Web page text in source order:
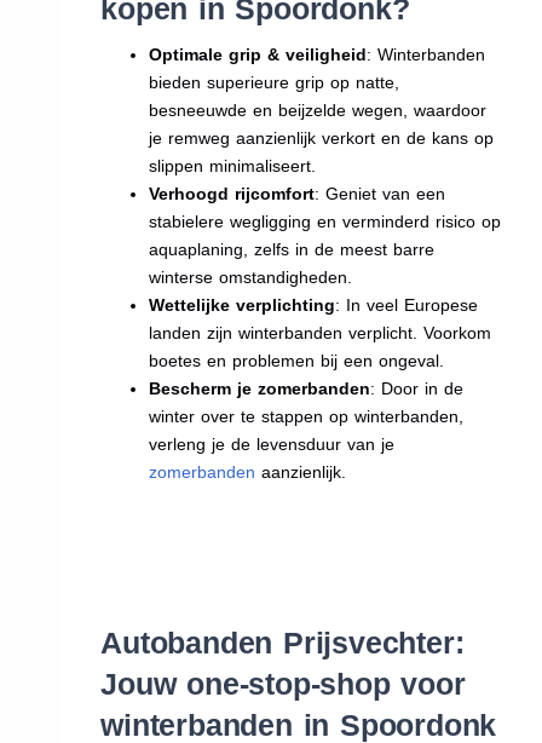
kopen in Spoordonk?
Optimale grip & veiligheid: Winterbanden
bieden superieure grip op natte,
besneeuwde en beijzelde wegen, waardoor
je remweg aanzienlijk verkort en de kans op
slippen minimaliseert.
Verhoogd rijcomfort: Geniet van een
stabielere wegligging en verminderd risico op
aquaplaning, zelfs in de meest barre
winterse omstandigheden.
Wettelijke verplichting: In veel Europese
landen zijn winterbanden verplicht. Voorkom
boetes en problemen bij een ongeval.
Bescherm je zomerbanden: Door in de
winter over te stappen op winterbanden,
verleng je de levensduur van je
zomerbanden aanzienlijk.
Autobanden Prijsvechter:
Jouw one-stop-shop voor
winterbanden in Spoordonk